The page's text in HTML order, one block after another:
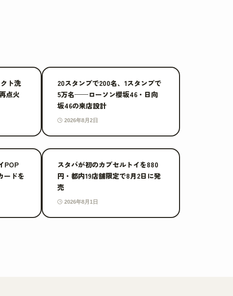
ト洗
点火
20スタンプで200名、1スタンプで
5万名——ローソン櫻坂46・日向
坂46の来店設計
2026年8月2日
POP
ードを
スタバが初のカプセルトイを880
円・都内19店舗限定で8月2日に発
売
2026年8月1日